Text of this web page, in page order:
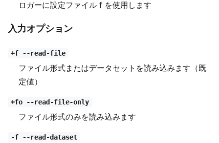
ロガーに設定ファイル f を使用します
入力オプション
+f --read-file
ファイル形式またはデータセットを読み込みます（既
定値）
+fo --read-file-only
ファイル形式のみを読み込みます
-f --read-dataset